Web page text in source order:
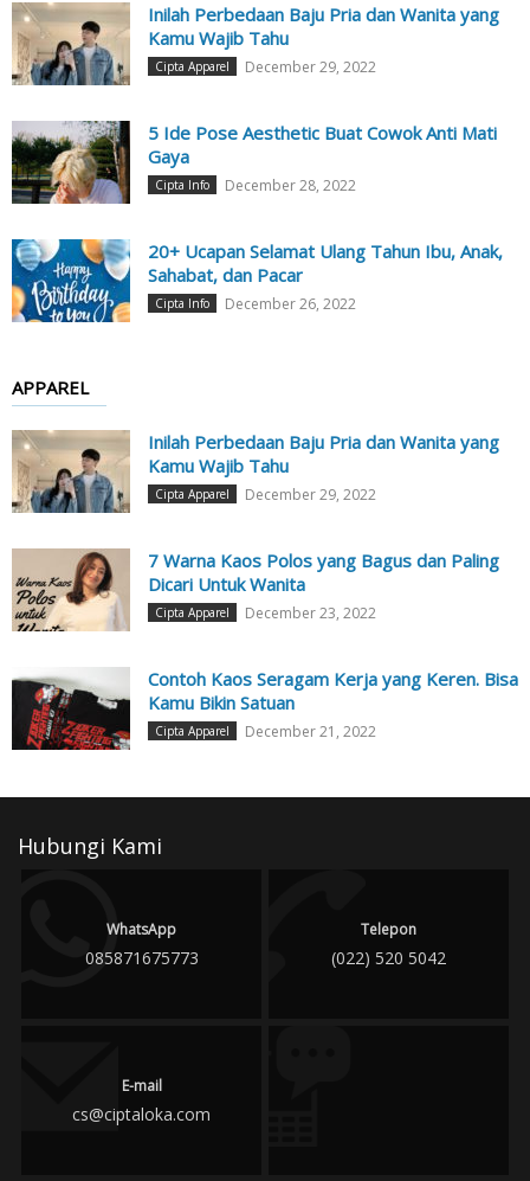
Inilah Perbedaan Baju Pria dan Wanita yang
Kamu Wajib Tahu
Cipta Apparel December 29, 2022
5 Ide Pose Aesthetic Buat Cowok Anti Mati
Gaya
Cipta Info December 28, 2022
20+ Ucapan Selamat Ulang Tahun Ibu, Anak,
Sahabat, dan Pacar
Cipta Info December 26, 2022
APPAREL
Inilah Perbedaan Baju Pria dan Wanita yang
Kamu Wajib Tahu
Cipta Apparel December 29, 2022
7 Warna Kaos Polos yang Bagus dan Paling
Dicari Untuk Wanita
Cipta Apparel December 23, 2022
Contoh Kaos Seragam Kerja yang Keren. Bisa
Kamu Bikin Satuan
Cipta Apparel December 21, 2022
Hubungi Kami
WhatsApp
085871675773
Telepon
(022) 520 5042
E-mail
cs@ciptaloka.com